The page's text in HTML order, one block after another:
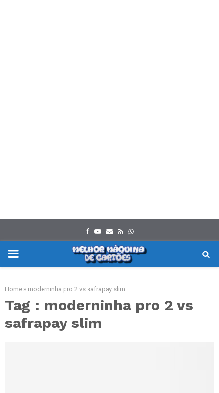
Facebook
Youtube
Email
RssWhatsapp
PRIMARY
Home » moderninha pro 2 vs safrapay slim
Tag : moderninha pro 2 vs
safrapay slim